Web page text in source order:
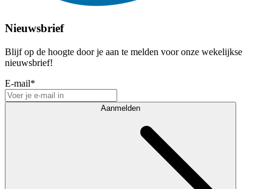
Nieuwsbrief
Blijf op de hoogte door je aan te melden voor onze wekelijkse
nieuwsbrief!
E-mail*
Aanmelden